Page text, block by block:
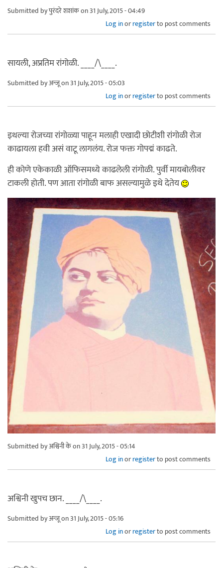
Submitted byपुरंदरे शशांकon 31 July, 2015 - 04:49
Log inorregisterto post comments
सायली, अप्रतिम रांगोळी. ____/\____.
Submitted byअन्जूon 31 July, 2015 - 05:03
Log inorregisterto post comments
इथल्या रोजच्या रांगोळ्या पाहून मलाही एखादी छोटीशी रांगोळी रोज
काढायला हवी असं वाटू लागलंय. रोज फक्त गोपद्मं काढते.
ही कोणे एकेकाळी ऑफिसमध्ये काढलेली रांगोळी. पुर्वी मायबोलीवर
टाकली होती. पण आता रांगोळी बाफ असल्यामुळे इथे देतेय
Submitted byअश्विनी केon 31 July, 2015 - 05:14
Log inorregisterto post comments
अश्विनी खुपच छान. ____/\____.
Submitted byअन्जूon 31 July, 2015 - 05:16
Log inorregisterto post comments